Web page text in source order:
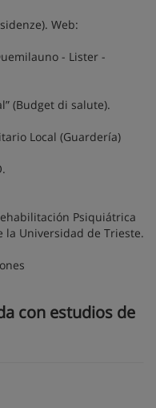
Web:
- Lister -
(Budget di salute).
Local (Guardería)
Psiquiátrica
la Universidad de Trieste.
con estudios de